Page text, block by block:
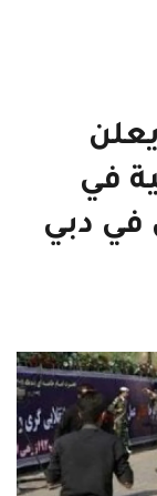
في
في دبي